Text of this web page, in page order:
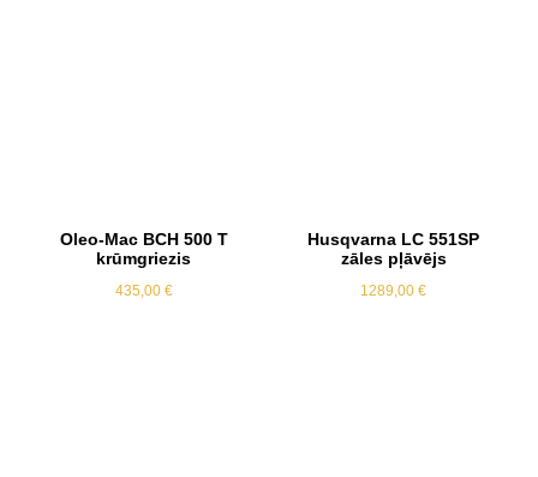
Oleo-Mac BCH 500 T
krūmgriezis
435,00 €
Husqvarna LC 551SP
zāles pļāvējs
1289,00 €